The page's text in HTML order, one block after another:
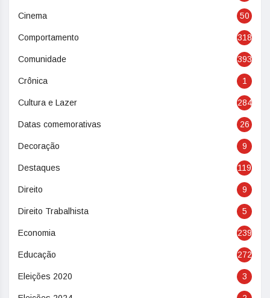
Cinema 50
Comportamento 318
Comunidade 393
Crônica 1
Cultura e Lazer 284
Datas comemorativas 26
Decoração 9
Destaques 119
Direito 9
Direito Trabalhista 5
Economia 239
Educação 272
Eleições 2020 3